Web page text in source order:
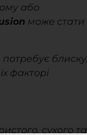
або
може стати
блиску,
факторі
сухого та